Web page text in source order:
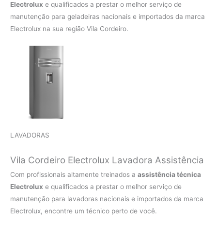
Electrolux e qualificados a prestar o melhor serviço de
manutenção para geladeiras nacionais e importados da marca
Electrolux na sua região Vila Cordeiro.
LAVADORAS
Vila Cordeiro Electrolux Lavadora Assistência
Com profissionais altamente treinados aassistência técnica
Electrolux e qualificados a prestar o melhor serviço de
manutenção para lavadoras nacionais e importados da marca
Electrolux, encontre um técnico perto de você.